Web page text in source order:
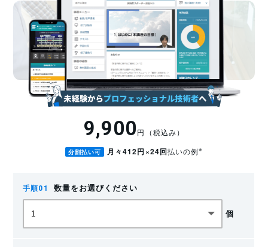
9,900 円（税込み）
分割払い可 月々412円×24回払いの例※
数量をお選びください
個